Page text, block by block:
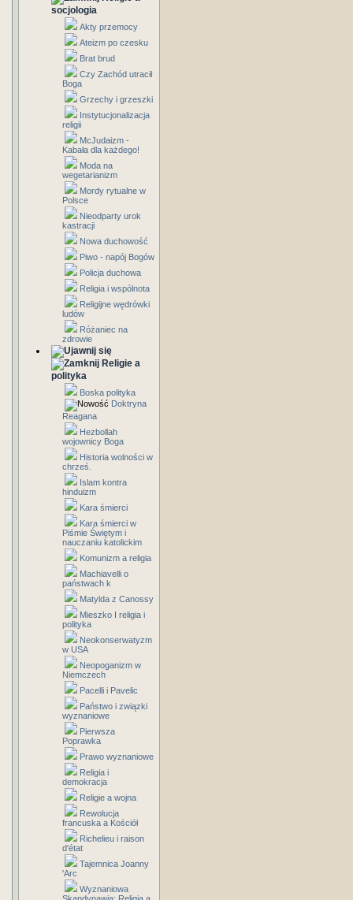
socjologia
Akty przemocy
Ateizm po czesku
Brat brud
Czy Zachód utracił
Boga
Grzechy i grzeszki
Instytucjonalizacja
religii
McJudaizm -
Kabała dla każdego!
Moda na
wegetarianizm
Mordy rytualne w
Polsce
Nieodparty urok
kastracji
Nowa duchowość
Piwo - napój Bogów
Policja duchowa
Religia i wspólnota
Religijne wędrówki
ludów
Różaniec na
zdrowie
Religie a
polityka
Boska polityka
Doktryna
Reagana
Hezbollah
wojownicy Boga
Historia wolności w
chrześ.
Islam kontra
hinduizm
Kara śmierci
Kara śmierci w
Piśmie Świętym i
nauczaniu katolickim
Komunizm a religia
Machiavelli o
państwach k
Matylda z Canossy
Mieszko I religia i
polityka
Neokonserwatyzm
w USA
Neopoganizm w
Niemczech
Pacelli i Pavelic
Państwo i związki
wyznaniowe
Pierwsza
Poprawka
Prawo wyznaniowe
Religia i
demokracja
Religie a wojna
Rewolucja
francuska a Kościół
Richelieu i raison
d'état
Tajemnica Joanny
'Arc
Wyznaniowa